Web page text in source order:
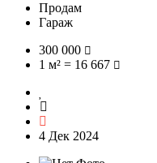
Продам
Гараж
300 000
1 м² = 16 667
4 Дек 2024